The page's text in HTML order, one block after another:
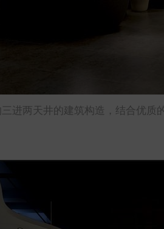
进两天井的建筑构造，结合优